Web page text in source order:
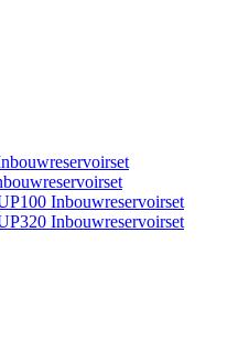
Inbouwreservoirset
Inbouwreservoirset